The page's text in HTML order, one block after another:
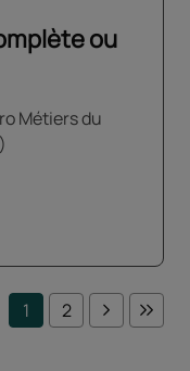
Métiers du
1 2 Page